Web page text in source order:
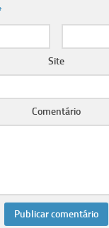
Site
Comentário